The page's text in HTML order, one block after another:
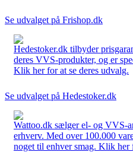
Se udvalget på Frishop.dk
Hedestoker.dk tilbyder
deres VVS-produkter, og er
Klik her for at se deres udvalg.
Se udvalget på Hedestoker.dk
Wattoo.dk sælger el- og VVS-
erhverv. Med over 100.000
noget til enhver smag. Klik her